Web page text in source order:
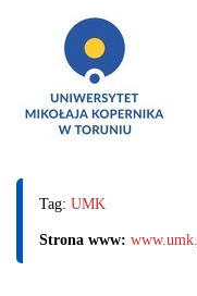
Tag: UMK
Strona www: